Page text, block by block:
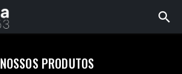
NOSSOS PRODUTOS